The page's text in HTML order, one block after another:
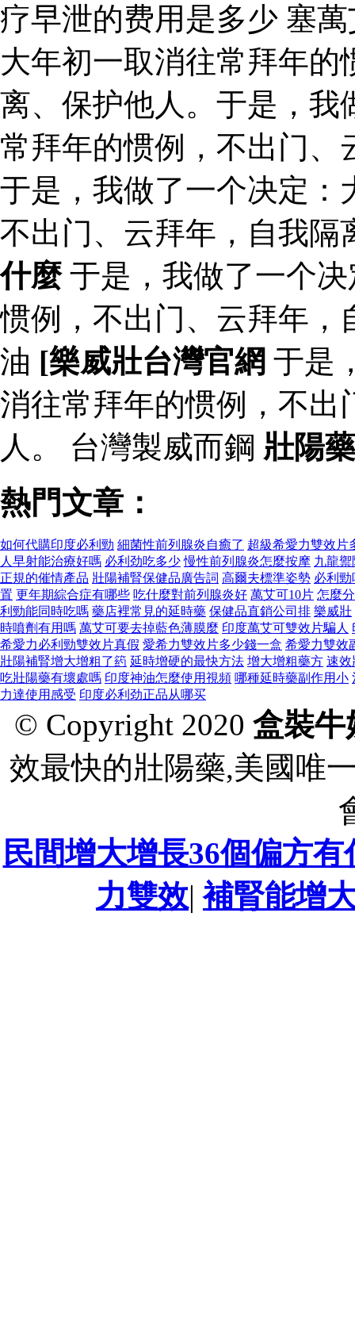
疗早泄的费用是多少 塞
大年初一取消往常拜年
离、保护他人。于是，我
常拜年的惯例，不出门、
于是，我做了一个决定：
不出门、云拜年，自我
什麼于是，我做了一个
惯例，不出门、云拜年，
油 [樂威壯台灣官網 于是
消往常拜年的惯例，不出
人。 台灣製威而鋼 壯陽
熱門文章：
如何代購印度必利勁 細菌性前列腺炎自癒了 超級希愛力雙效片
人早射能治療好嗎 必利劲吃多少 慢性前列腺炎怎麼按摩 九龍
正規的催情產品 壯陽補腎保健品廣告詞 高爾夫標準姿勢 必利
置 更年期綜合症有哪些 吃什麼對前列腺炎好 萬艾可10片 怎麼
利勁能同時吃嗎 藥店裡常見的延時藥 保健品直銷公司排 樂威壯
時噴劑有用嗎 萬艾可要去掉藍色薄膜麼 印度萬艾可雙效片騙人
希愛力必利勁雙效片真假 愛希力雙效片多少錢一盒 希愛力雙效
壯陽補腎增大增粗了箹 延時增硬的最快方法 增大增粗藥方 速效
吃壯陽藥有壞處嗎 印度神油怎麼使用視頻 哪種延時藥副作用小
力達使用感受 印度必利劲正品从哪买
© Copyright 2020 盒裝牛
效最快的壯陽藥,美國唯
民間增大增長36個偏方有
力雙效|補腎能增